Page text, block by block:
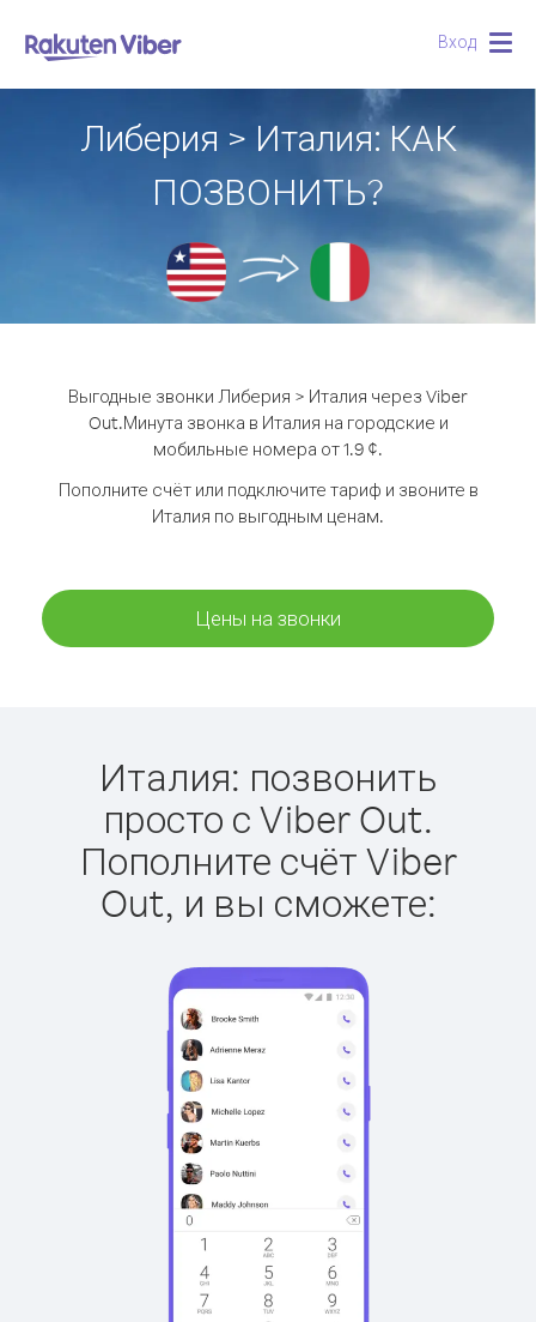
Вход
Либерия > Италия: КАК
ПОЗВОНИТЬ?
Выгодные звонки Либерия > Италия через Viber
Out.Минута звонка в Италия на городские и
мобильные номера от 1.9 ¢.
Пополните счёт или подключите тариф и звоните в
Италия по выгодным ценам.
Цены на звонки
Италия: позвонить
просто с Viber Out.
Пополните счёт Viber
Out, и вы сможете: